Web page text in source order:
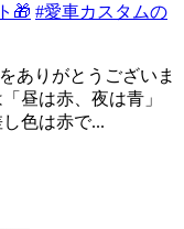
🎁 #愛車カスタムの
ありがとうございま
昼は赤、夜は青」
色は赤で...